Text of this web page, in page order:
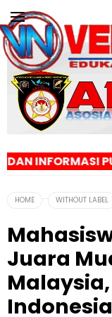
PUBLIK
HOME WITHOUT LABEL
Juara
Indonesia